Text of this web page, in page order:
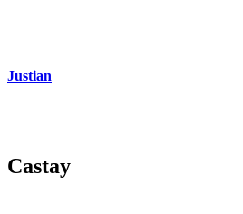
Justian
Castay